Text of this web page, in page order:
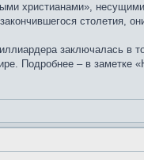
христианами»,
столетия,
заключалась в
Подробнее – в заметке